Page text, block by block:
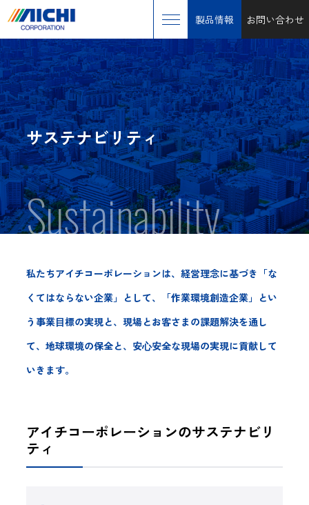
製品情報 お問い合わせ
Sustainability
サステナビリティ
私たちアイチコーポレーションは、経営理念に基づき「な
くてはならない企業」として、「作業環境創造企業」とい
う事業⽬標の実現と、現場とお客さまの課題解決を通し
て、地球環境の保全と、安⼼安全な現場の実現に貢献して
いきます。
アイチコーポレーションのサステナビリ
ティ